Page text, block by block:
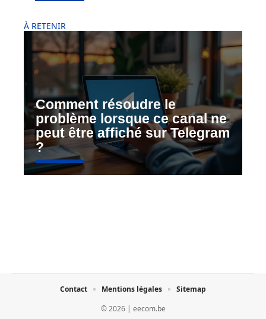
À RETENIR
Comment résoudre le
problème lorsque ce canal ne
peut être affiché sur Telegram
?
© 2026 | eecom.be
Contact Mentions légales Sitemap